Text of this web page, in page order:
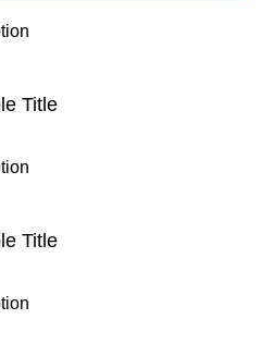
Title
Title